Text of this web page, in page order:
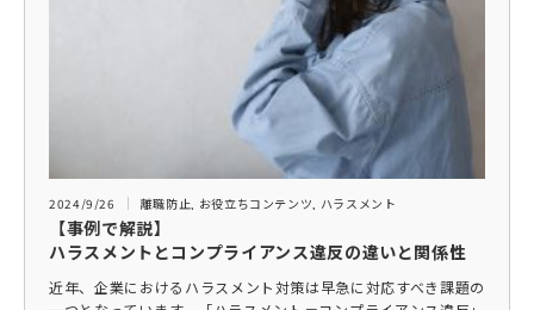
2024/9/26 離職防止 お役立ちコンテンツ ハラスメント
【事例で解説】
ハラスメントとコンプライアンス違反の違いと関係性
近年、企業におけるハラスメント対策は早急に対応すべき課題の